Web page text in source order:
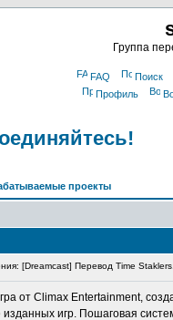
Группа
FAQ Поиск
Профиль
проекты
[Dreamcast] Перевод Time
от Climax Entertainment,
игр. Пошаговая